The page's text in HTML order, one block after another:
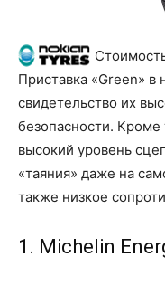
Приставка «Green» в
свидетельство их
безопасности.
высокий уровень
«таяния» даже на
также низкое
1. Michelin